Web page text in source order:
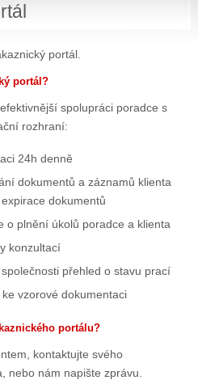
portál.
portál?
spolupráci poradce s
rozhraní:
24h denně
dokumentů a záznamů klienta
dokumentů
o plnění úkolů poradce a klienta
konzultací
přehled o stavu prací
vzorové dokumentaci
portálu?
kontaktujte svého
nebo nám napište zprávu.